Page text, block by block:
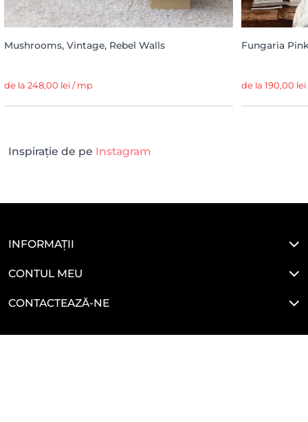
Mushrooms, Vintage, Rebel Walls
de la 248,00 lei / mp
Fungaria
de la 190,00
Inspirație de pe Instagram
INFORMAȚII
CONTUL MEU
CONTACTEAZĂ-NE
LEGALE